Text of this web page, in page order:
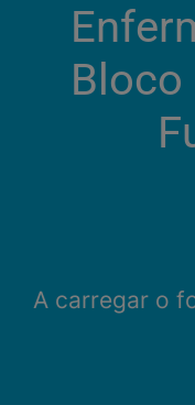
Bloco
A carregar o